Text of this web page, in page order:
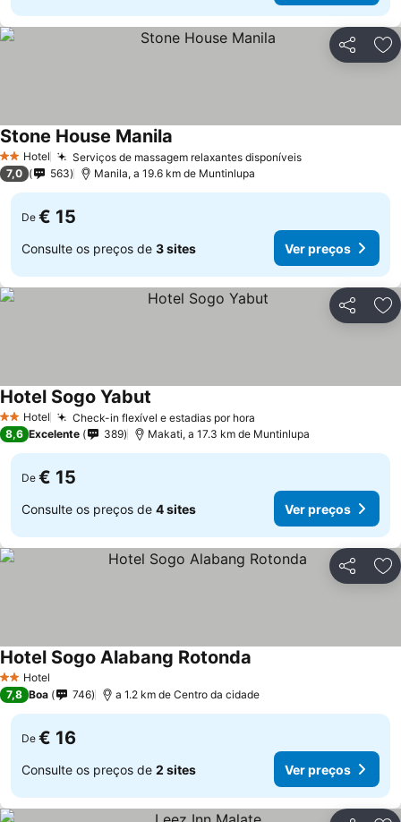
Partilhar
2 Estrelas
Hotel Serviços de massagem relaxantes disponíveis
Stone House Manila
7,0 563 Manila, a 19.6 km de Muntinlupa
De € 15
Consulte os preços de 3 sites Ver preços
Partilhar
2 Estrelas
Hotel Check-in flexível e estadias por hora
Hotel Sogo Yabut
8,6 Excelente 389 Makati, a 17.3 km de Muntinlupa
De € 15
Consulte os preços de 4 sites Ver preços
Partilhar
2 Estrelas
Hotel
Hotel Sogo Alabang Rotonda
7,8 Boa 746 a 1.2 km de Centro da cidade
De € 16
Consulte os preços de 2 sites Ver preços